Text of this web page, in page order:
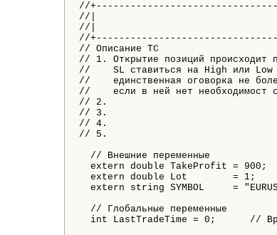
//
//|
//|
//
// Описание ТС
// 1. Открытие позиций происходит
//    SL ставиться на High или
//    единственная оговорка не
//    если в ней нет необходимост
// 2.
// 3.
// 4.
// 5.
// Внешние переменные
extern double TakeProfit = 900 ;
extern double Lot = 1;
extern
string SYMBOL =
// Глобальные переменные
int LastTradeTime = 0 ;
//